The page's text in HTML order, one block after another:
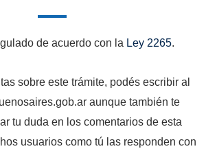
de acuerdo con la Ley 2265.
sobre este trámite, podés escribir al
aunque también te
tu duda en los comentarios de esta
usuarios como tú las responden con